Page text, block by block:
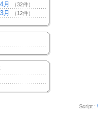
月 （32件）
月 （12件）
Script :